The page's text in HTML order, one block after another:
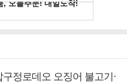
정로데오 오징어 불고기·